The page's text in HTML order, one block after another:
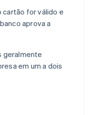
cartão for válido e
aprova a
geralmente
em um a dois